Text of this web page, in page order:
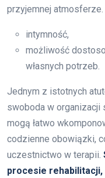
przyjemnej
intymność,
możliwość
własnych potrzeb.
Jednym z istotnych
swoboda w organizacji
mogą łatwo
codzienne obowiązki,
uczestnictwo w terapii.
procesie